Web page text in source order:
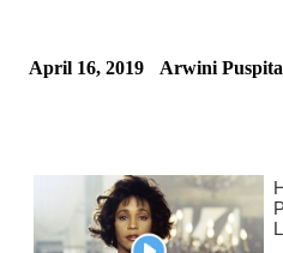
April 16, 2019 Arwini Puspita